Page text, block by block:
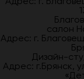
салон
Адрес: г.
Дизайн-
Адрес: г.Брянск,